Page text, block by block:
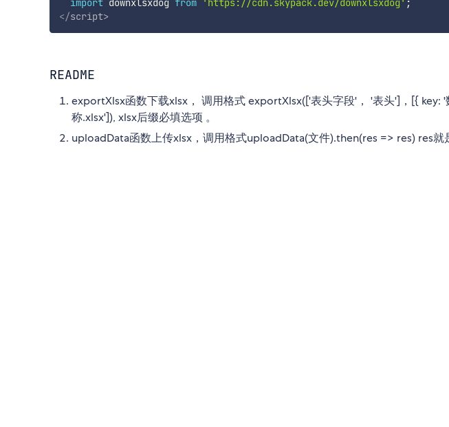
import downxlsxdog from 'https://cdn.skypack.dev/downxlsxdog' ;
</script>
README
exportXlsx函数下载xlsx， 调用格式 exportXlsx(['表头字段'， '表头']，[{ key: '
称.xlsx']), xlsx后缀必填选项 。
uploadData函数上传xlsx，调用格式uploadData(文件).then(res => res) res就